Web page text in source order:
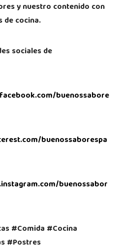
y nuestro contenido con
de cocina.
sociales de
buenossabore
buenossaborespa
buenossabor
#Comida #Cocina
#Postres